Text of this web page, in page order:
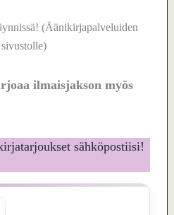
(Äänikirjapalveluiden
ilmaisjakson myös
sähköpostiisi!